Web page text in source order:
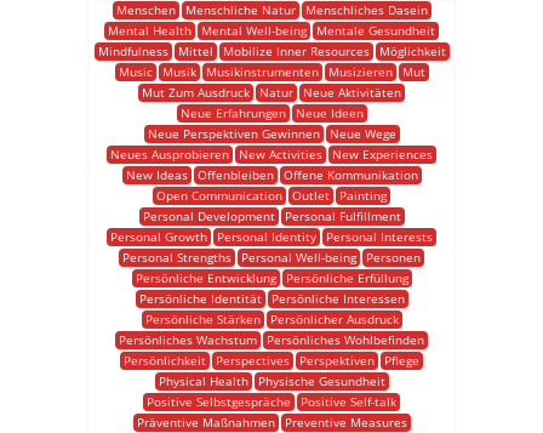
Menschen
Menschliche Natur
Menschliches Dasein
Mental Health
Mental Well-being
Mentale Gesundheit
Mindfulness
Mittel Mobilize Inner Resources
Möglichkeit
Music
Musik Musikinstrumenten Musizieren
Mut
Mut Zum Ausdruck
Natur
Neue Aktivitäten
Neue Erfahrungen
Neue Ideen
Neue Perspektiven Gewinnen
Neue Wege
Neues Ausprobieren
New Activities
New Experiences
New Ideas
Offenbleiben
Offene Kommunikation
Open Communication Outlet
Painting
Personal Development
Personal Fulfillment
Personal Growth
Personal Identity
Personal Interests
Personal Strengths
Personal Well-being
Personen
Persönliche Entwicklung
Persönliche Erfüllung
Persönliche Identität
Persönliche Interessen
Persönliche Stärken
Persönlicher Ausdruck
Persönliches Wachstum
Persönliches Wohlbefinden
Persönlichkeit
Perspectives Perspektiven
Pflege
Physical Health
Physische Gesundheit
Positive Selbstgespräche
Positive Self-talk
Präventive Maßnahmen
Preventive Measures